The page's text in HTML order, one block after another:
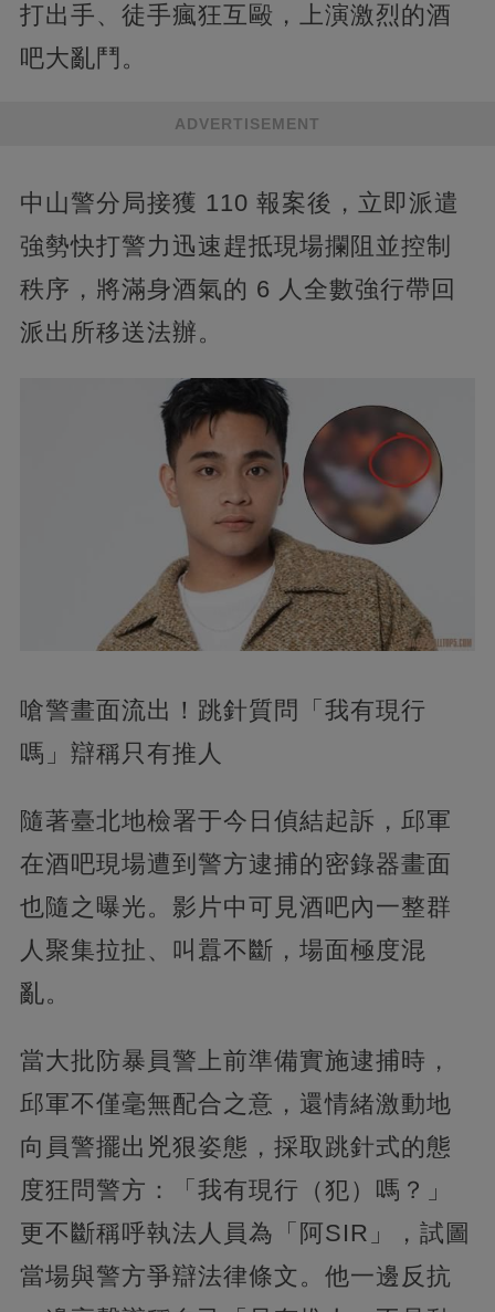
打出手、徒手瘋狂互毆，上演激烈的酒
吧大亂鬥。
ADVERTISEMENT
中山警分局接獲 110 報案後，立即派遣
強勢快打警力迅速趕抵現場攔阻並控制
秩序，將滿身酒氣的 6 人全數強行帶回
派出所移送法辦。
嗆警畫面流出！跳針質問「我有現行
嗎」辯稱只有推人
隨著臺北地檢署于今日偵結起訴，邱軍
在酒吧現場遭到警方逮捕的密錄器畫面
也隨之曝光。影片中可見酒吧內一整群
人聚集拉扯、叫囂不斷，場面極度混
亂。
當大批防暴員警上前準備實施逮捕時，
邱軍不僅毫無配合之意，還情緒激動地
向員警擺出兇狠姿態，採取跳針式的態
度狂問警方：「我有現行（犯）嗎？」
更不斷稱呼執法人員為「阿SIR」，試圖
當場與警方爭辯法律條文。他一邊反抗